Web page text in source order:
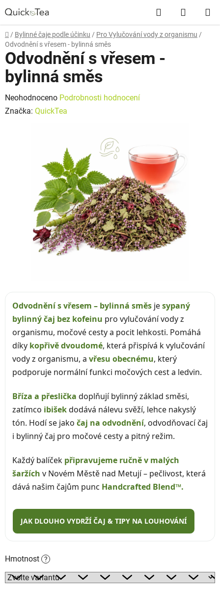
na
obsah
Hledat
KOŠÍK
Domů
/ Bylinné čaje podle účinku / Pro Vylučování vody z organismu /
Odvodnění s vřesem - bylinná směs
Odvodnění s vřesem – bylinná směs jesypaný
bylinný čaj bez kofeinu pro vylučování vody z
organismu, močové cesty a pocit lehkosti. Pomáhá
díky kopřivě dvoudomé, která přispívá k vylučování
vody z organismu, a vřesu obecnému, který
podporuje normální funkci močových cest a ledvin.
Bříza a přeslička doplňují bylinný základ směsi,
zatímco ibišekdodává nálevu svěží, lehce nakyslý
tón. Hodí se jako čaj na odvodnění, odvodňovací čaj
i bylinný čaj pro močové cesty a pitný režim.
Každý balíček připravujeme ručně v malých
šaržích v Novém Městě nad Metují – pečlivost, která
dává našim čajům punc Handcrafted Blend™.
JAK DLOUHO VYDRŽÍ ČAJ & TIPY NA LOUHOVÁNÍ
Hmotnost ?
Odvodnění s vřesem -
bylinná směs
Průměrné
hodnocení
Neohodnoceno Podrobnosti hodnocení
Značka: QuickTea